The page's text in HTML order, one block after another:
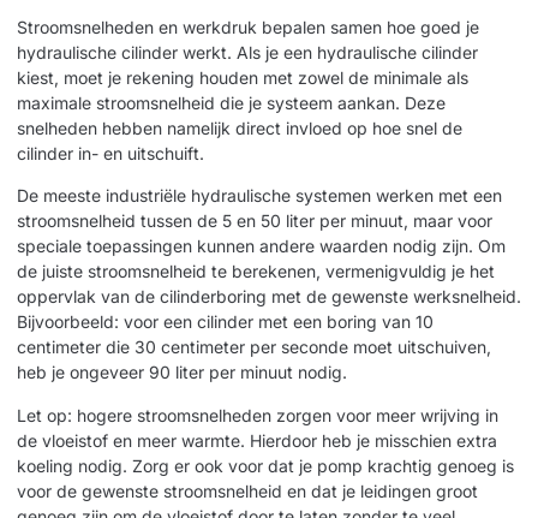
Stroomsnelheden en werkdruk bepalen samen hoe goed je
hydraulische cilinder werkt. Als je een hydraulische cilinder
kiest, moet je rekening houden met zowel de minimale als
maximale stroomsnelheid die je systeem aankan. Deze
snelheden hebben namelijk direct invloed op hoe snel de
cilinder in- en uitschuift.
De meeste industriële hydraulische systemen werken met een
stroomsnelheid tussen de 5 en 50 liter per minuut, maar voor
speciale toepassingen kunnen andere waarden nodig zijn. Om
de juiste stroomsnelheid te berekenen, vermenigvuldig je het
oppervlak van de cilinderboring met de gewenste werksnelheid.
Bijvoorbeeld: voor een cilinder met een boring van 10
centimeter die 30 centimeter per seconde moet uitschuiven,
heb je ongeveer 90 liter per minuut nodig.
Let op: hogere stroomsnelheden zorgen voor meer wrijving in
de vloeistof en meer warmte. Hierdoor heb je misschien extra
koeling nodig. Zorg er ook voor dat je pomp krachtig genoeg is
voor de gewenste stroomsnelheid en dat je leidingen groot